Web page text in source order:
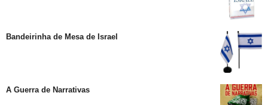
Bandeirinha de Mesa de Israel
A Guerra de Narrativas